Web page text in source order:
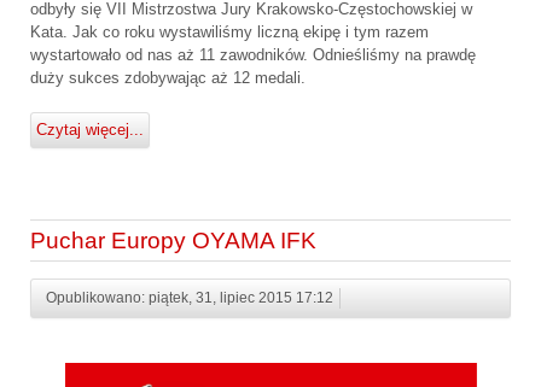
odbyły się VII Mistrzostwa Jury Krakowsko-Częstochowskiej w
Kata. Jak co roku wystawiliśmy liczną ekipę i tym razem
wystartowało od nas aż 11 zawodników. Odnieśliśmy na prawdę
duży sukces zdobywając aż 12 medali.
Czytaj więcej...
Puchar Europy OYAMA IFK
Opublikowano: piątek, 31, lipiec 2015 17:12